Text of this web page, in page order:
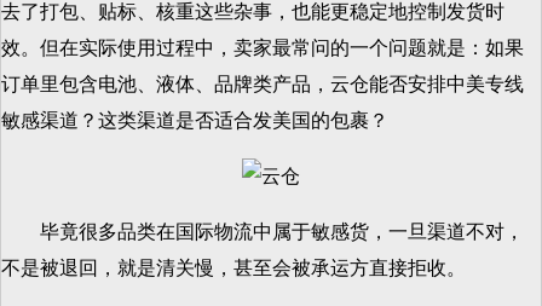
去了打包、贴标、核重这些杂事，也能更稳定地控制发货时
效。但在实际使用过程中，卖家最常问的一个问题就是：如果
订单里包含电池、液体、品牌类产品，云仓能否安排中美专线
敏感渠道？这类渠道是否适合发美国的包裹？
毕竟很多品类在国际物流中属于敏感货，一旦渠道不对，
不是被退回，就是清关慢，甚至会被承运方直接拒收。